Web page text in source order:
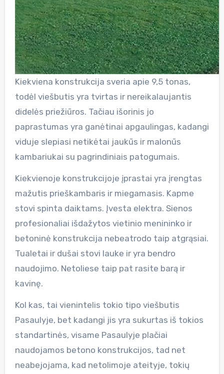
Kiekviena konstrukcija sveria apie 9,5 tonas,
todėl viešbutis yra tvirtas ir nereikalaujantis
didelės priežiūros. Tačiau išorinis jo
paprastumas yra ganėtinai apgaulingas, kadangi
viduje slepiasi netikėtai jaukūs ir malonūs
kambariukai su pagrindiniais patogumais.
Kiekvienoje konstrukcijoje įprastai yra įrengtas
mažutis prieškambaris ir miegamasis. Kapme
stovi spinta daiktams. Įvesta elektra. Sienos
profesionaliai išdažytos vietinio menininko ir
betoninė konstrukcija nebeatrodo taip atgrąsiai.
Tualetai ir dušai stovi lauke ir yra bendro
naudojimo. Netoliese taip pat rasite barą ir
kavinę.
Kol kas, tai vienintelis tokio tipo viešbutis
Pasaulyje, bet kadangi jis yra sukurtas iš tokios
standartinės, visame Pasaulyje plačiai
naudojamos betono konstrukcijos, tad net
neabejojama, kad netolimoje ateityje, tokių